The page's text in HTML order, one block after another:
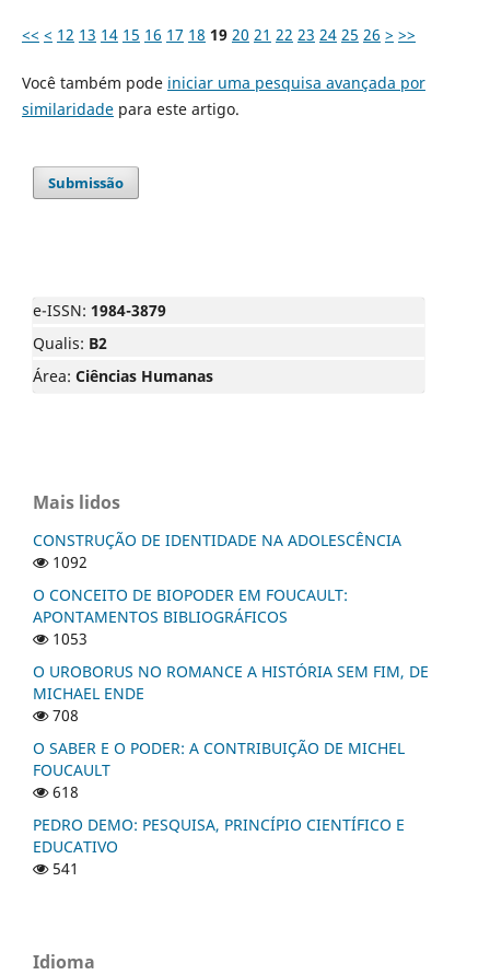
<< < 12 13 14 15 16 17 18 19 20 21 22 23 24 25 26 > >>
Você também pode iniciar uma pesquisa avançada por
similaridadepara este artigo.
Submissão
e-ISSN: 1984-3879
Qualis: B2
Área: Ciências Humanas
Mais lidos
CONSTRUÇÃO DE IDENTIDADE NA ADOLESCÊNCIA
1092
O CONCEITO DE BIOPODER EM FOUCAULT:
APONTAMENTOS BIBLIOGRÁFICOS
1053
O UROBORUS NO ROMANCE A HISTÓRIA SEM FIM, DE
MICHAEL ENDE
708
O SABER E O PODER: A CONTRIBUIÇÃO DE MICHEL
FOUCAULT
618
PEDRO DEMO: PESQUISA, PRINCÍPIO CIENTÍFICO E
EDUCATIVO
541
Idioma